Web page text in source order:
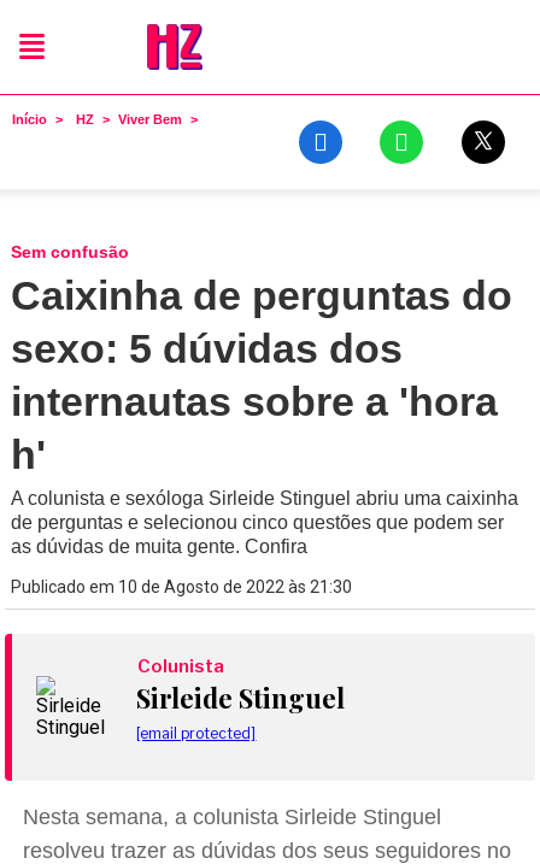
Início HZ Viver Bem
Sem confusão
Caixinha de perguntas do
sexo: 5 dúvidas dos
internautas sobre a 'hora
h'
A colunista e sexóloga Sirleide Stinguel abriu uma caixinha
de perguntas e selecionou cinco questões que podem ser
as dúvidas de muita gente. Confira
Publicado em 10 de Agosto de 2022 às 21:30
Colunista
Sirleide Stinguel
[email protected]
Nesta semana, a colunista Sirleide Stinguel
resolveu trazer as dúvidas dos seus seguidores no